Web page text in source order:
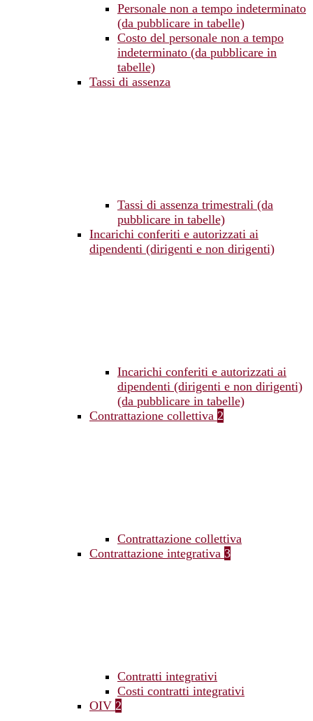
Personale non a tempo indeterminato
(da pubblicare in tabelle)
Costo del personale non a tempo
indeterminato (da pubblicare in
tabelle)
Tassi di assenza
Tassi di assenza trimestrali (da
pubblicare in tabelle)
Incarichi conferiti e autorizzati ai
dipendenti (dirigenti e non dirigenti)
Incarichi conferiti e autorizzati ai
dipendenti (dirigenti e non dirigenti)
(da pubblicare in tabelle)
Contrattazione collettiva 2
Contrattazione collettiva
Contrattazione integrativa 3
Contratti integrativi
Costi contratti integrativi
OIV 2